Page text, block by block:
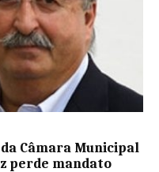
Câmara Municipal
perde mandato